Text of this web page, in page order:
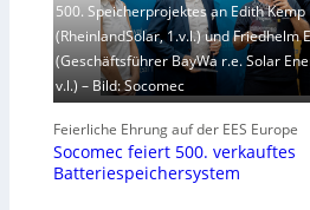
500. Speicherprojektes an Edith Kemp
(RheinlandSolar, 1.v.l.) und Friedhelm
(Geschäftsführer BayWa r.e. Solar
v.l.) – Bild: Socomec
Feierliche Ehrung auf der EES Europe
Socomec feiert 500. verkauftes
Batteriespeichersystem